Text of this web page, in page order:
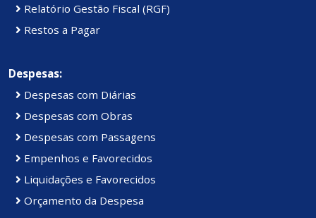
Relatório Gestão Fiscal (RGF)
Restos a Pagar
Despesas:
Despesas com Diárias
Despesas com Obras
Despesas com Passagens
Empenhos e Favorecidos
Liquidações e Favorecidos
Orçamento da Despesa